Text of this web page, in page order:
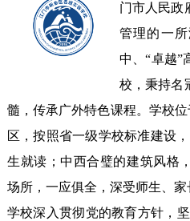
门市人民政
管理的一
中、“卓越”
校，秉持名
髓，传承广外特色课程。学校
区，按照省一级学校标准建设
生就读；中西合璧的建筑风格
场所，一应俱全，深受师生、家
学校深入贯彻党的教育方针，